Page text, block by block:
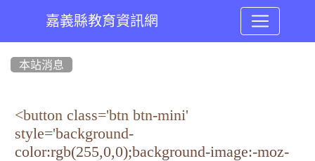
嘉義縣教育資訊網
本站消息
<button class='btn btn-mini'
style='background-
color:rgb(255,0,0);background-image:-moz-